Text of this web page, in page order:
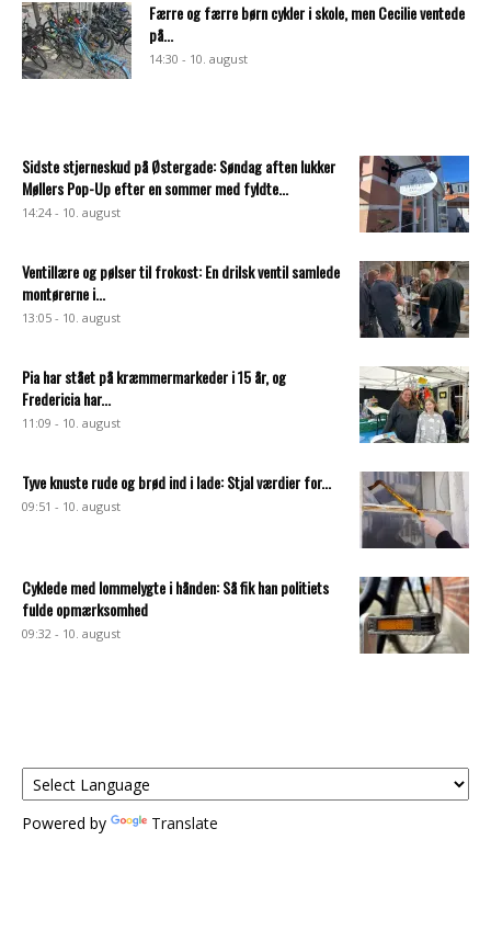
Færre og færre børn cykler i skole, men Cecilie ventede
på...
14:30 - 10. august
Sidste stjerneskud på Østergade: Søndag aften lukker
Møllers Pop-Up efter en sommer med fyldte...
14:24 - 10. august
Ventillære og pølser til frokost: En drilsk ventil samlede
montørerne i...
13:05 - 10. august
Pia har stået på kræmmermarkeder i 15 år, og
Fredericia har...
11:09 - 10. august
Tyve knuste rude og brød ind i lade: Stjal værdier for...
09:51 - 10. august
Cyklede med lommelygte i hånden: Så fik han politiets
fulde opmærksomhed
09:32 - 10. august
Powered by Translate